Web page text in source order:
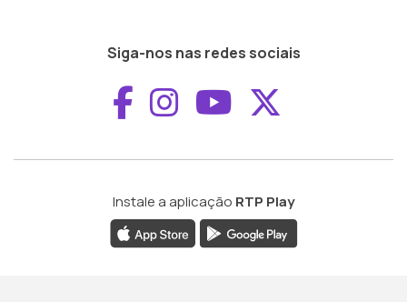
Siga-nos nas redes sociais
Aceder ao
Aceder ao
Aceder ao
Instale a aplicação RTP Play